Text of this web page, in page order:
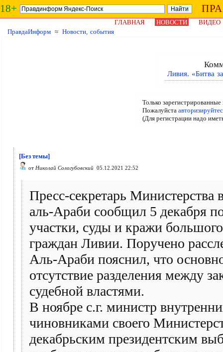
18+
ГЛАВНАЯ НОВОСТИ
ВИДЕО
ПравдаИнформ ≈ Новости, события
Ливия. «Битва
Только
Пожалуйста
(Для регистрации надо
[Без темы]
от Николай Сологубовский 05.12.2021 22:52
Пресс-секретарь
аль-Араби сообщил 5 декабря
участки, суды и кражи
граждан Ливии. Поручено
Аль-Араби пояснил, что
отсутствие разделения между
судебной властями.
В ноябре с.г. министр
чиновниками своего
декабрьским президентским